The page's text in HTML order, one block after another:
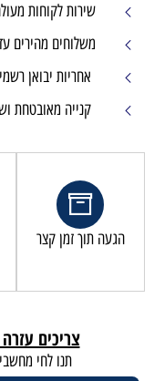
שירות לקוחות
משלוחים מהירים עד 7 ימי
אחריות יבואן
קנייה מאובטחת
הגעה תוך זמן קצר
צריכים
תנו לחי